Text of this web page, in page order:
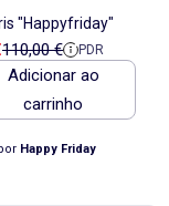
"Happyfriday"
venda
Preço de referência
110,00 € PDR
Adicionar ao
carrinho
Happy Friday